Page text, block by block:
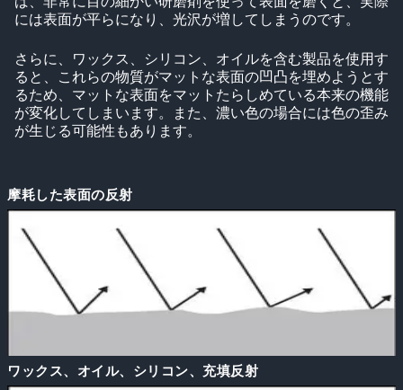
には表面が平らになり、光沢が増してしまうのです。
さらに、ワックス、シリコン、オイルを含む製品を使用す
ると、これらの物質がマットな表面の凹凸を埋めようとす
るため、マットな表面をマットたらしめている本来の機能
が変化してしまいます。また、濃い色の場合には色の歪み
が生じる可能性もあります。
摩耗した表面の反射
ワックス、オイル、シリコン、充填反射